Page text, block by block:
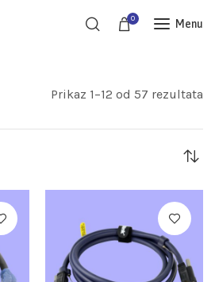
0 Menu
Prikaz 1–12 od 57 rezultata